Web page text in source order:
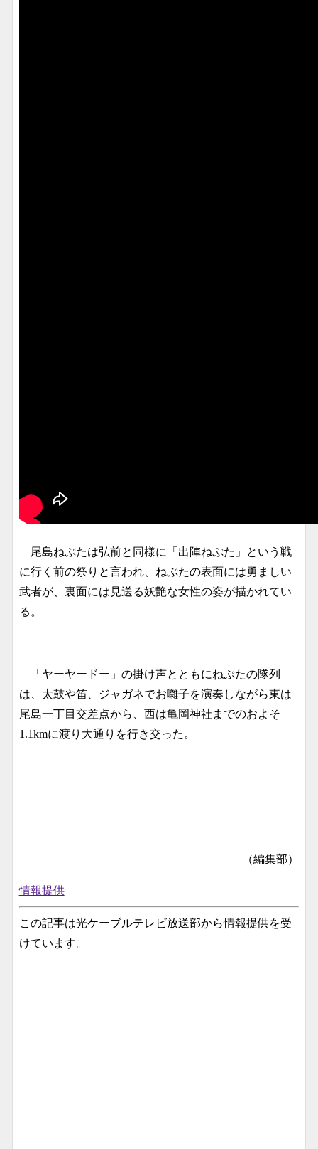
尾島ねぷたは弘前と同様に「出陣ねぷた」という戦
に行く前の祭りと言われ、ねぷたの表面には勇ましい
武者が、裏面には見送る妖艶な女性の姿が描かれてい
る。
「ヤーヤードー」の掛け声とともにねぷたの隊列
は、太鼓や笛、ジャガネでお囃子を演奏しながら東は
尾島一丁目交差点から、西は亀岡神社までのおよそ
1.1kmに渡り大通りを行き交った。
（編集部）
情報提供
この記事は光ケーブルテレビ放送部から情報提供を受
けています。